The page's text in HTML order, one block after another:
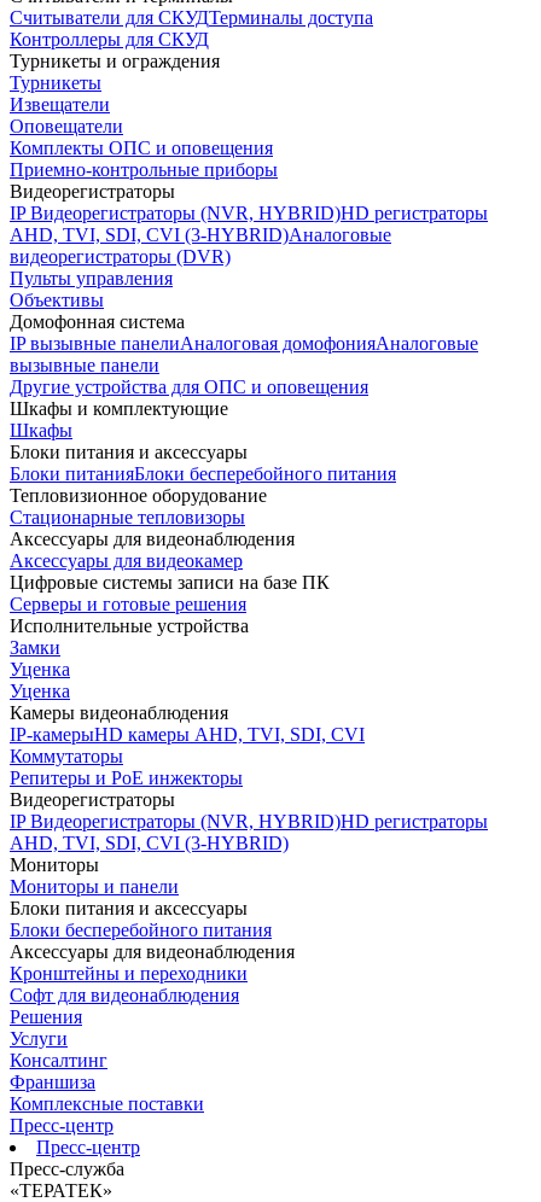
Считыватели для СКУДТерминалы доступа
Контроллеры для СКУД
Турникеты и ограждения
Турникеты
Извещатели
Оповещатели
Комплекты ОПС и оповещения
Приемно-контрольные приборы
Видеорегистраторы
IP Видеорегистраторы (NVR, HYBRID)HD регистраторы
AHD, TVI, SDI, CVI (3-HYBRID)Аналоговые
видеорегистраторы (DVR)
Пульты управления
Объективы
Домофонная система
IP вызывные панелиАналоговая домофонияАналоговые
вызывные панели
Другие устройства для ОПС и оповещения
Шкафы и комплектующие
Шкафы
Блоки питания и аксессуары
Блоки питанияБлоки бесперебойного питания
Тепловизионное оборудование
Стационарные тепловизоры
Аксессуары для видеонаблюдения
Аксессуары для видеокамер
Цифровые системы записи на базе ПК
Серверы и готовые решения
Исполнительные устройства
Замки
Уценка
Уценка
Камеры видеонаблюдения
IP-камерыHD камеры AHD, TVI, SDI, CVI
Коммутаторы
Репитеры и PoE инжекторы
Видеорегистраторы
IP Видеорегистраторы (NVR, HYBRID)HD регистраторы
AHD, TVI, SDI, CVI (3-HYBRID)
Мониторы
Мониторы и панели
Блоки питания и аксессуары
Блоки бесперебойного питания
Аксессуары для видеонаблюдения
Кронштейны и переходники
Софт для видеонаблюдения
Решения
Услуги
Консалтинг
Франшиза
Комплексные поставки
Пресс-центр
Пресс-центр
Пресс-служба
«ТЕРАТЕК»